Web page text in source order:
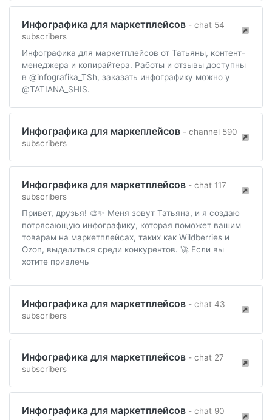
Инфографика для маркетплейсов - chat 54
subscribers
Инфографика для маркетплейсов от Татьяны, контент-
менеджера и копирайтера. Работы и отзывы доступны
в @infografika_TSh, заказать инфографику можно у
@TATIANA_SHIS.
Инфографика для маркеплейсов - channel 590
subscribers
Инфографика для маркетплейсов - chat 117
subscribers
Привет, друзья! 🎨✨ Меня зовут Татьяна, и я создаю
потрясающую инфографику, которая поможет вашим
товарам на маркетплейсах, таких как Wildberries и
Ozon, выделиться среди конкурентов. 🚀 Если вы
хотите привлечь
Инфографика для маркетплейсов - chat 43
subscribers
Инфографика для маркетплейсов - chat 27
subscribers
Инфографика для маркетплейсов - chat 90